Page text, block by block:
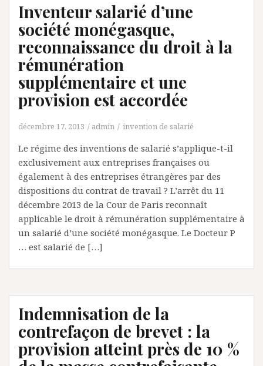
Inventeur salarié d’une
société monégasque,
reconnaissance du droit à la
rémunération
supplémentaire et une
provision est accordée
décembre 17, 2013 admin invention de salarié
Le régime des inventions de salarié s’applique-t-il
exclusivement aux entreprises françaises ou
également à des entreprises étrangères par des
dispositions du contrat de travail ? L’arrêt du 11
décembre 2013 de la Cour de Paris reconnaît
applicable le droit à rémunération supplémentaire à
un salarié d’une société monégasque. Le Docteur P
… est salarié de […]
Indemnisation de la
contrefaçon de brevet : la
provision atteint près de 10 %